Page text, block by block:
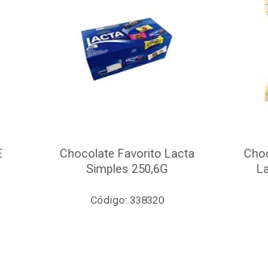
Chocolate Favorito Lacta
Simples 250,6G
Código: 338320